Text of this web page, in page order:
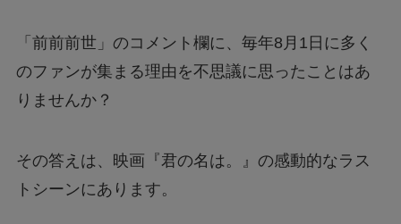
信は無料で見れる？
「前前前世」のコメント欄に、毎年8月1日に多く
のファンが集まる理由を不思議に思ったことはあ
りませんか？
その答えは、映画『君の名は。』の感動的なラス
トシーンにあります。